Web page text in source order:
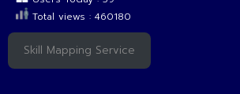
Total views : 460180
Skill Mapping Service